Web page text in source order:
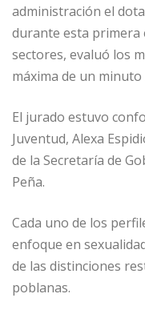
administración el
durante esta primera
sectores, evaluó los
máxima de un
El jurado estuvo
Juventud, Alexa
de la Secretaría de
Peña.
Cada uno de los
enfoque en
de las distinciones
poblanas.